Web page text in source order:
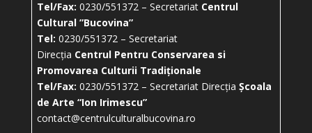
Tel/Fax: 0230/551372 – Secretariat Centrul
Cultural ”Bucovina”
Tel: 0230/551372 – Secretariat
Direcția Centrul Pentru Conservarea si
Promovarea Culturii Tradiționale
Tel/Fax: 0230/551372 – Secretariat Direcția Școala
de Arte “Ion Irimescu”
contact@centrulculturalbucovina.ro